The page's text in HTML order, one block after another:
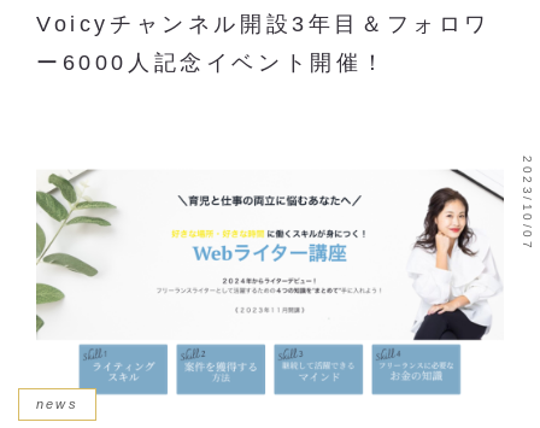
Voicyチャンネル開設3年目＆フォロワ
ー6000人記念イベント開催！
news
2023/10/07